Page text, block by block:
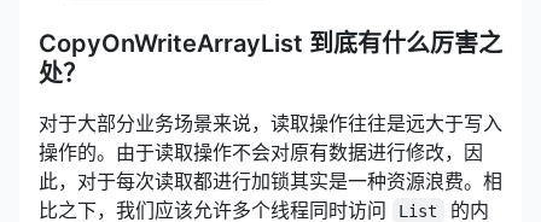
CopyOnWriteArrayList 到底有什么厉害之
处？
对于大部分业务场景来说，读取操作往往是远大于写入
操作的。由于读取操作不会对原有数据进行修改，因
此，对于每次读取都进行加锁其实是一种资源浪费。相
比之下，我们应该允许多个线程同时访问
List
的内